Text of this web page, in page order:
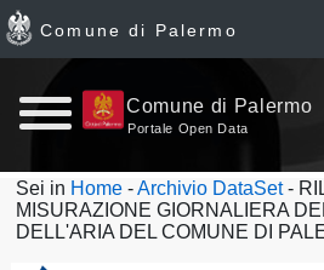
Home
News
Comune di Palermo
Comune di Palermo
Portale Open Data
Sei in Home -Archivio DataSet-
MISURAZIONE GIORNALIERA
DELL'ARIA DEL COMUNE DI